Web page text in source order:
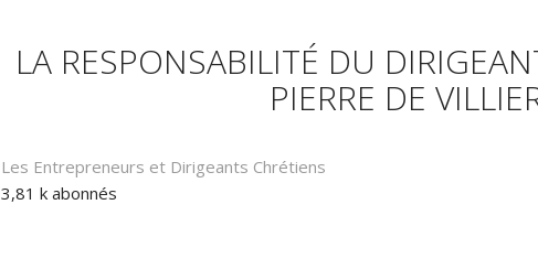
LA RESPONSABILITÉ DU
PIERRE DE
Les Entrepreneurs et Dirigeants Chrétiens
3,81 k abonnés